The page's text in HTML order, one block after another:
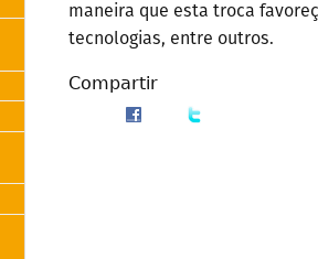
maneira que esta troca
tecnologias, entre outros.
Compartir